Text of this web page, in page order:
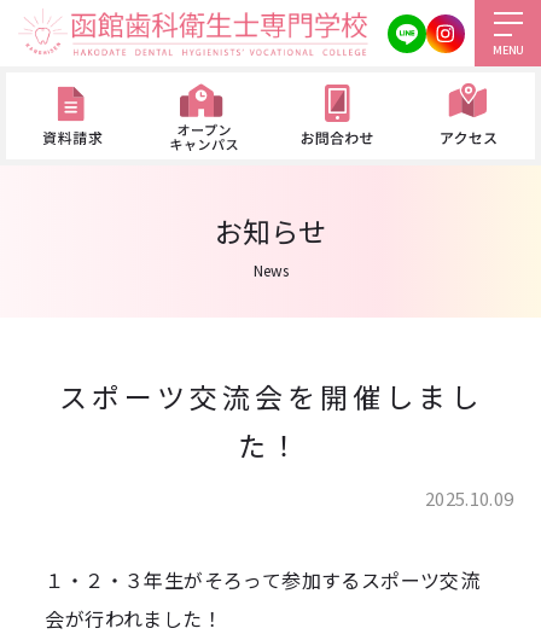
MENU
お知らせ
News
スポーツ交流会を開催しまし
た！
2025.10.09
１・２・３年生がそろって参加するスポーツ交流
会が行われました！